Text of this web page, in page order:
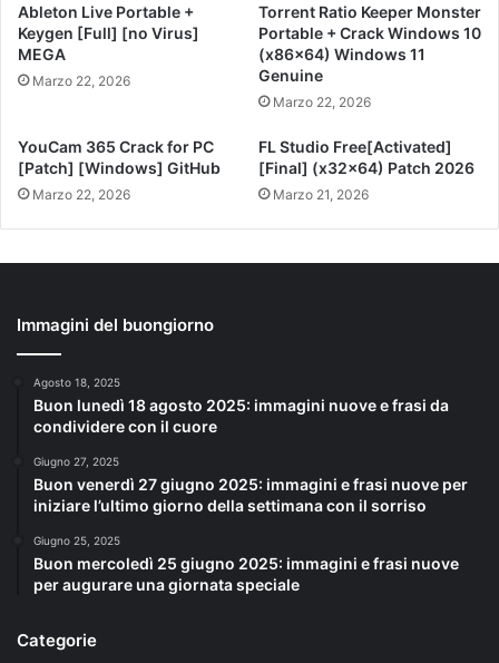
Ableton Live Portable +
Keygen [Full] [no Virus]
MEGA
Marzo 22, 2026
Torrent Ratio Keeper Monster
Portable + Crack Windows 10
(x86x64) Windows 11
Genuine
Marzo 22, 2026
YouCam 365 Crack for PC
[Patch] [Windows] GitHub
Marzo 22, 2026
FL Studio Free[Activated]
[Final] (x32x64) Patch 2026
Marzo 21, 2026
Immagini del buongiorno
Agosto 18, 2025
Buon lunedì 18 agosto 2025: immagini nuove e frasi da
condividere con il cuore
Giugno 27, 2025
Buon venerdì 27 giugno 2025: immagini e frasi nuove per
iniziare l’ultimo giorno della settimana con il sorriso
Giugno 25, 2025
Buon mercoledì 25 giugno 2025: immagini e frasi nuove
per augurare una giornata speciale
Categorie